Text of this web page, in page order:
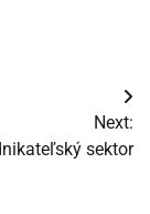
Next:
sektor